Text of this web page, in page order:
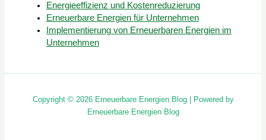
Energieeffizienz und Kostenreduzierung
Erneuerbare Energien für Unternehmen
Implementierung von Erneuerbaren Energien im
Unternehmen
Copyright © 2026 Erneuerbare Energien Blog | Powered by
Erneuerbare Energien Blog